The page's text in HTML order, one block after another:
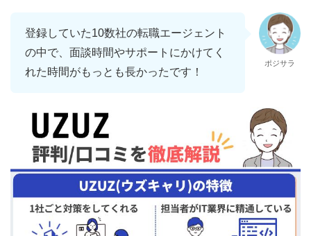
登録していた10数社の転職エージェント
の中で、面談時間やサポートにかけてく
れた時間がもっとも長かったです！
ポジサラ